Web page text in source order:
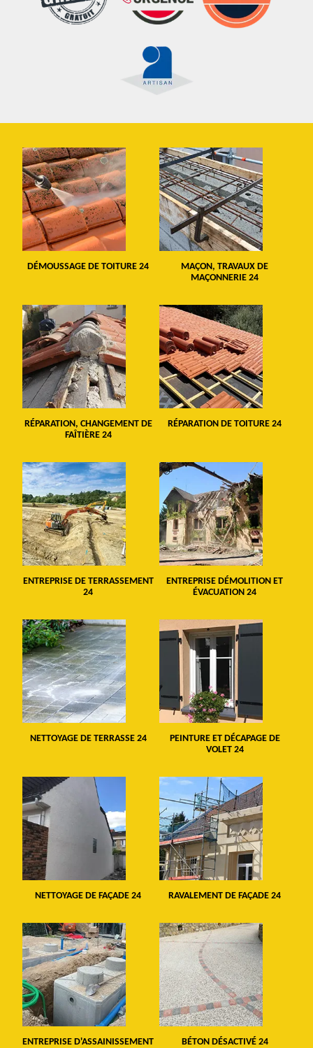
DÉMOUSSAGE DE TOITURE 24
MAÇON, TRAVAUX DE
MAÇONNERIE 24
RÉPARATION, CHANGEMENT DE
FAÎTIÈRE 24
RÉPARATION DE TOITURE 24
ENTREPRISE DE TERRASSEMENT
24
ENTREPRISE DÉMOLITION ET
ÉVACUATION 24
NETTOYAGE DE TERRASSE 24
PEINTURE ET DÉCAPAGE DE
VOLET 24
NETTOYAGE DE FAÇADE 24 RAVALEMENT DE FAÇADE 24
ENTREPRISE D'ASSAINISSEMENT BÉTON DÉSACTIVÉ 24